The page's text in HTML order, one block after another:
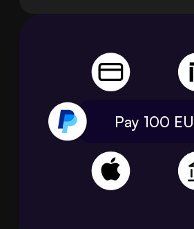
Pay 100